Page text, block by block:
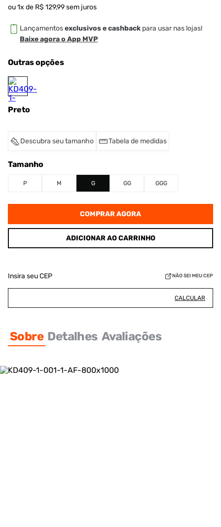
ou1x de R$ 129,99sem juros
Lançamentosexclusivos e cashback para usar nas lojas!
Baixe agora o App MVP
Outras opções
Preto
Descubra seu tamanho Tabela de medidas
Tamanho
P M G GG GGG
COMPRAR AGORA
ADICIONAR AO CARRINHO
Insira seu CEP NÃO SEI MEU CEP
CALCULAR
Sobre Detalhes Avaliações